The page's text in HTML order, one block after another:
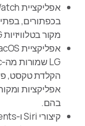
בכפתורים,
מקור בטלוויזיות LG נתמכות.
אפליקציות
בהם.